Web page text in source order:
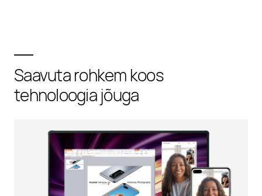
Saavuta rohkem koos
tehnoloogia jõuga